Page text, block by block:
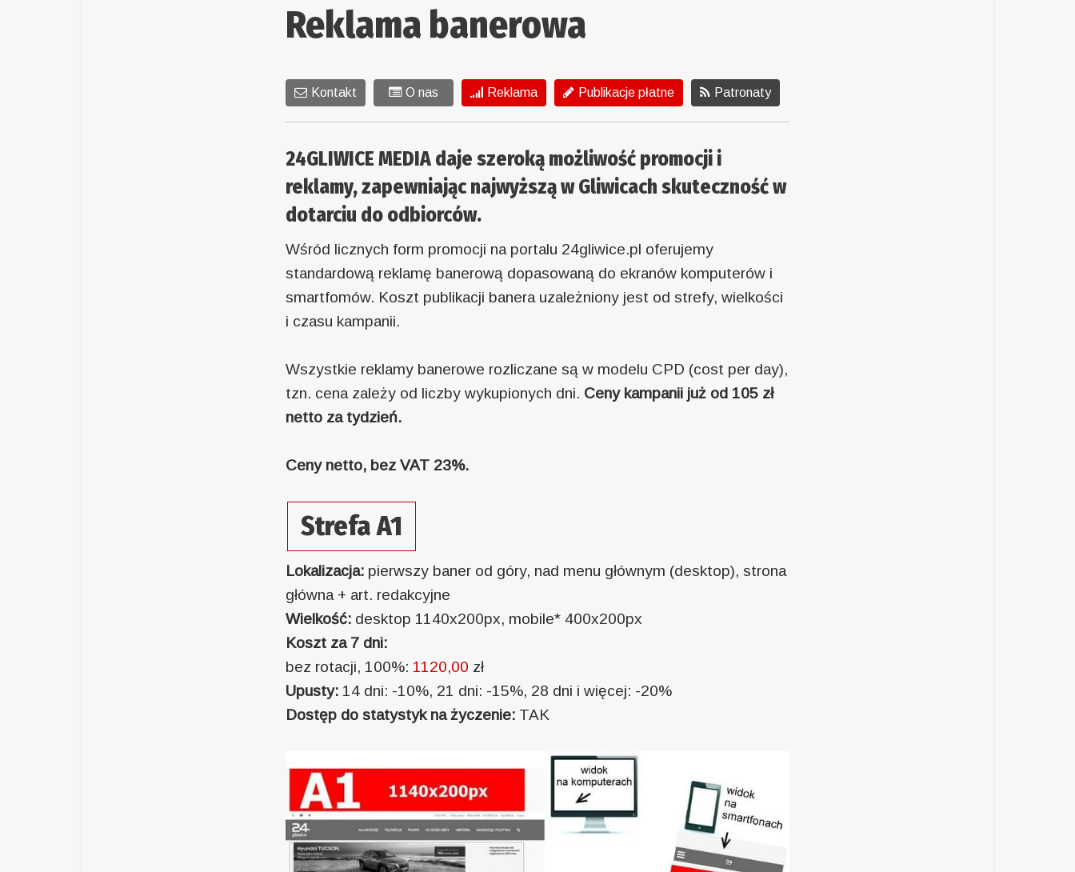
Reklama banerowa
Kontakt O nas Reklama Publikacje płatne Patronaty
24GLIWICE MEDIA daje szeroką możliwość promocji i
reklamy, zapewniając najwyższą w Gliwicach skuteczność w
dotarciu do odbiorców.
Wśród licznych form promocji na portalu 24gliwice.pl oferujemy
standardową reklamę banerową dopasowaną do ekranów komputerów i
smartfomów. Koszt publikacji banera uzależniony jest od strefy, wielkości
i czasu kampanii.
Wszystkie reklamy banerowe rozliczane są w modelu CPD (cost per day),
tzn. cena zależy od liczby wykupionych dni. Ceny kampanii już od 105 zł
netto za tydzień.
Ceny netto, bez VAT 23%.
Strefa A1
Lokalizacja: pierwszy baner od góry, nad menu głównym (desktop), strona
główna + art. redakcyjne
Wielkość: desktop 1140x200px, mobile* 400x200px
Koszt za 7 dni:
bez rotacji, 100%: 1120,00 zł
Upusty: 14 dni: -10%, 21 dni: -15%, 28 dni i więcej: -20%
Dostęp do statystyk na życzenie: TAK